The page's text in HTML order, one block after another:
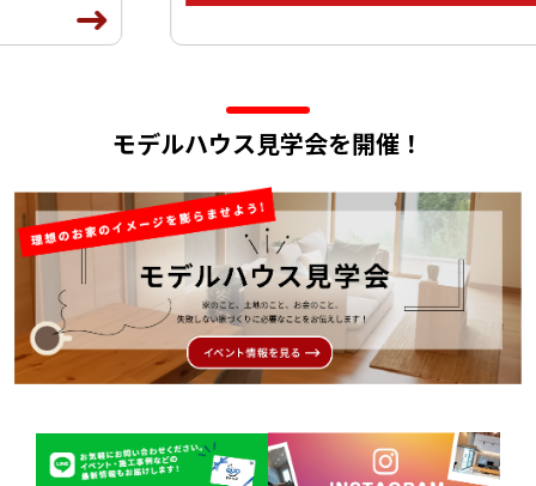
モデルハウス見学会を開催！